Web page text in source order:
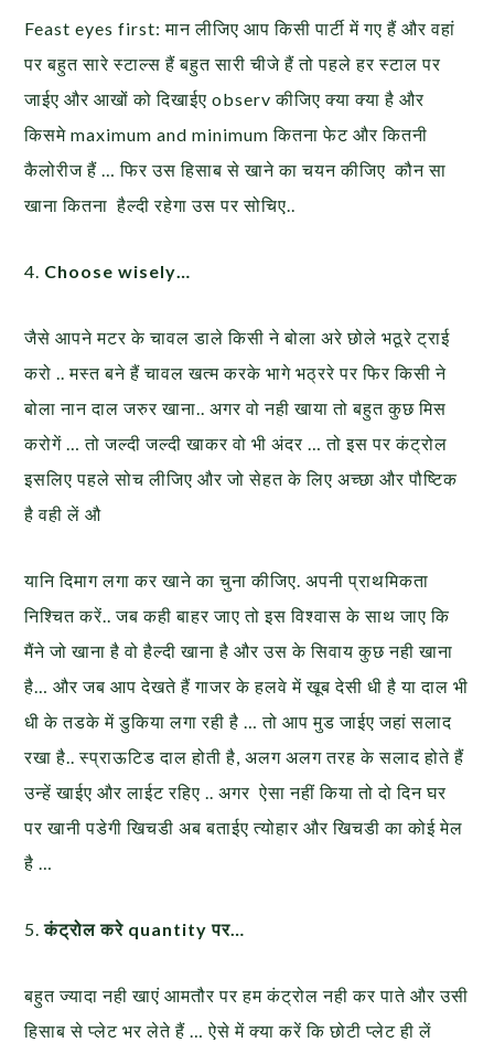
Feast eyes first: मान लीजिए आप किसी पार्टी में गए हैं और वहां
पर बहुत सारे स्टाल्स हैं बहुत सारी चीजे हैं तो पहले हर स्टाल पर
जाईए और आखों को दिखाईए observ कीजिए क्या क्या है और
किसमे maximum and minimum कितना फेट और कितनी
कैलोरीज हैं … फिर उस हिसाब से खाने का चयन कीजिए कौन सा
खाना कितना हैल्दी रहेगा उस पर सोचिए..
4. Choose wisely…
जैसे आपने मटर के चावल डाले किसी ने बोला अरे छोले भठूरे ट्राई
करो .. मस्त बने हैं चावल खत्म करके भागे भठ्ररे पर फिर किसी ने
बोला नान दाल जरुर खाना.. अगर वो नही खाया तो बहुत कुछ मिस
करोगें … तो जल्दी जल्दी खाकर वो भी अंदर … तो इस पर कंट्रोल
इसलिए पहले सोच लीजिए और जो सेहत के लिए अच्छा और पौष्टिक
है वही लें औ
यानि दिमाग लगा कर खाने का चुना कीजिए. अपनी प्राथमिकता
निश्चित करें.. जब कही बाहर जाए तो इस विश्वास के साथ जाए कि
मैंने जो खाना है वो हैल्दी खाना है और उस के सिवाय कुछ नही खाना
है… और जब आप देखते हैं गाजर के हलवे में खूब देसी धी है या दाल भी
धी के तडके में डुकिया लगा रही है … तो आप मुड जाईए जहां सलाद
रखा है.. स्प्राऊटिड दाल होती है, अलग अलग तरह के सलाद होते हैं
उन्हें खाईए और लाईट रहिए .. अगर ऐसा नहीं किया तो दो दिन घर
पर खानी पडेगी खिचडी अब बताईए त्योहार और खिचडी का कोई मेल
है …
5.कंट्रोल करे quantity पर…
बहुत ज्यादा नही खाएं आमतौर पर हम कंट्रोल नही कर पाते और उसी
हिसाब से प्लेट भर लेते हैं … ऐसे में क्या करें कि छोटी प्लेट ही लें